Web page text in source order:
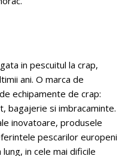
in pescuitul la crap,
ani. O marca de
echipamente de crap:
bagajerie si imbracaminte.
inovatoare, produsele
pescarilor europeni
in cele mai dificile